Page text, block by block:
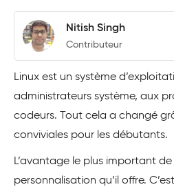
Nitish Singh
Contributeur
Linux est un système
administrateurs système, aux
codeurs. Tout cela a changé
conviviales pour les débutants.
L’avantage le plus important de
personnalisation qu’il offre.